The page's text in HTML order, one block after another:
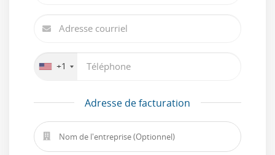
+1
Adresse de facturation